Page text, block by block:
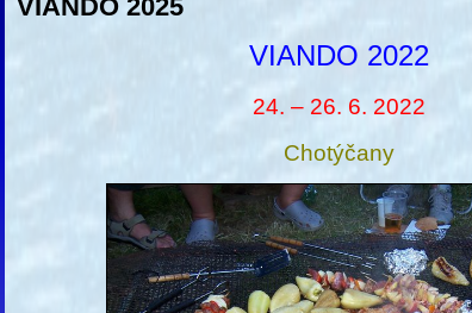
VIANDO 2025
VIANDO 2022
24. – 26. 6. 2022
Chotýčany